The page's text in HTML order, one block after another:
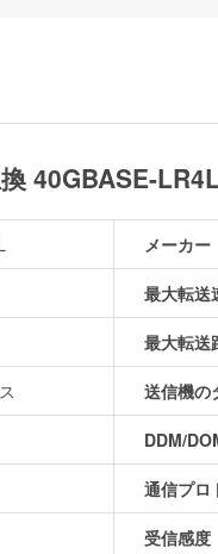
40GBASE-
メーカー
最大転送
最大転送
送信機の
DDM/
通信プロ
受信感度